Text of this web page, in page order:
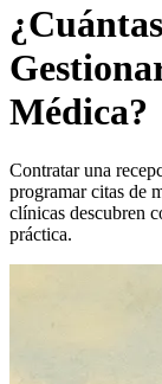
Médica?
Contratar una
programar citas de
clínicas descubren
práctica.